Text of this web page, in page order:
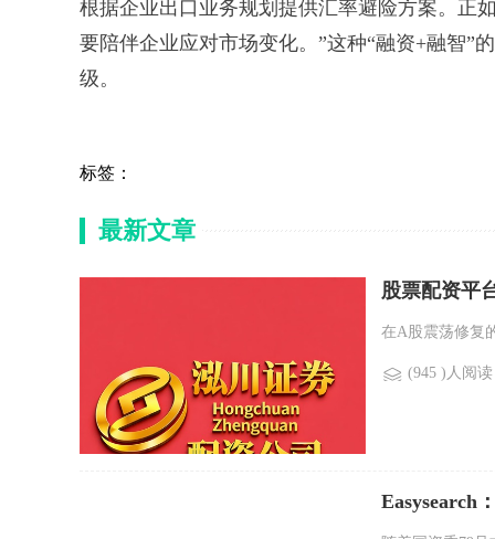
根据企业出口业务规划提供汇率避险方案。正
要陪伴企业应对市场变化。”这种“融资+融智”
级。
标签：
最新文章
股票配资平
在A股震荡修复
(945 )人阅读
Easysearch